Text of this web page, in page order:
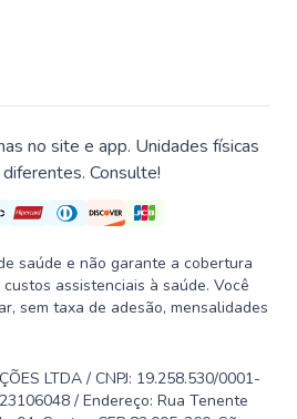
no site e app. Unidades físicas
Consulte!
saúde e não garante a cobertura
assistenciais à saúde. Você
sem taxa de adesão, mensalidades
LTDA / CNPJ: 19.258.530/0001-
/ Endereço: Rua Tenente